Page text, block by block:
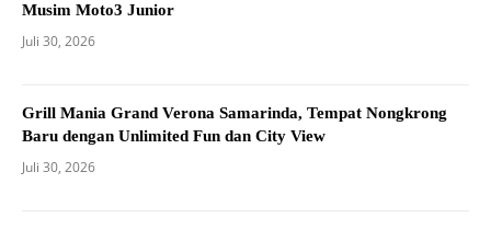
Musim Moto3 Junior
Juli 30, 2026
Grill Mania Grand Verona Samarinda, Tempat Nongkrong
Baru dengan Unlimited Fun dan City View
Juli 30, 2026